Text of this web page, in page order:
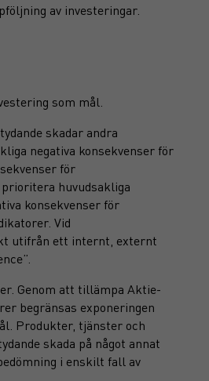
av investeringar.
som mål.
skadar andra
negativa konsekvenser för
för
huvudsakliga
konsekvenser för
Vid
utifrån ett internt, externt
Genom att tillämpa Aktie-
begränsas exponeringen
Produkter, tjänster och
skada på något annat
i enskilt fall av